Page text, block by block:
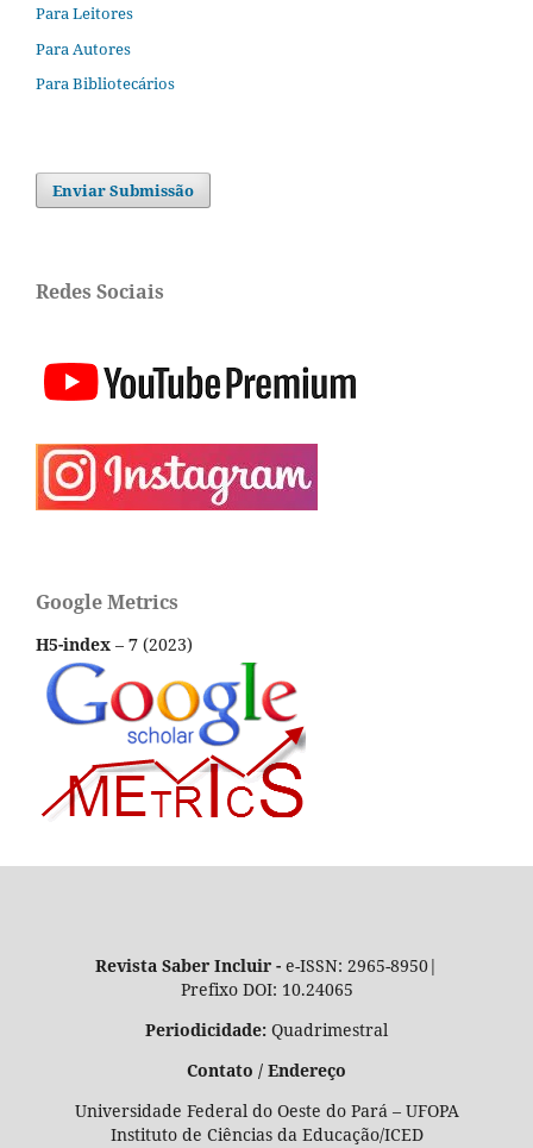
Para Leitores
Para Autores
Para Bibliotecários
Enviar Submissão
Redes Sociais
Google Metrics
H5-index – 7 (2023)
Revista Saber Incluir - e-ISSN: 2965-8950|
Prefixo DOI: 10.24065
Periodicidade: Quadrimestral
Contato / Endereço
Universidade Federal do Oeste do Pará – UFOPA
Instituto de Ciências da Educação/ICED